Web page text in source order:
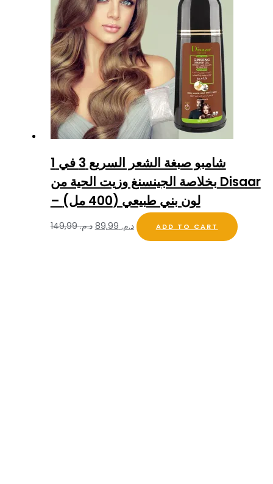
شامبو صبغة الشعر السريع 3 في 1
بخلاصة الجينسنغ وزيت الحية من Disaar
– لون بني طبيعي (400 مل)
د.م.149,99 د.م. ADD TO CART